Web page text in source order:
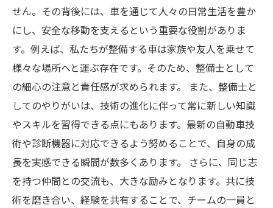
せん。その背後には、車を通じて人々の日常生活を豊か
にし、安全な移動を支えるという重要な役割がありま
す。例えば、私たちが整備する車は家族や友人を乗せて
様々な場所へと運ぶ存在です。そのため、整備士として
の細心の注意と責任感が求められます。 また、整備士と
してのやりがいは、技術の進化に伴って常に新しい知識
やスキルを習得できる点にもあります。最新の自動車技
術や診断機器に対応できるよう努めることで、自身の成
長を実感できる瞬間が数多くあります。 さらに、同じ志
を持つ仲間との交流も、大きな励みとなります。共に技
術を磨き合い、経験を共有することで、チームの一員と